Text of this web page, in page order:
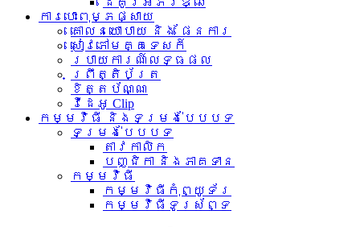
ការបោះពុម្ភផ្សាយ
គោលនយោបាយ និង ផែនការ
សៀវភៅមគ្គទេសក៍
របាយការណ៍លទ្ធផល
ព្រឹត្តិប័ត្រ
ខិត្តប័ណ្ណ
វីដេអូ Clip
កម្មវិធី និងទម្រង់បែបបទ
ទម្រង់បែបបទ
តាវកាលិក
បញ្ជិកា និងភាគទាន
កម្មវិធី
កម្មវិធីកុំព្យូទ័រ
កម្មវិធីទូរស័ព្ទ